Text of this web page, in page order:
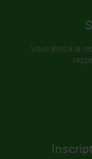
Vous êtes à la